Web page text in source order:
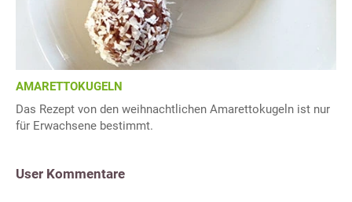
AMARETTOKUGELN
Das Rezept von den weihnachtlichen Amarettokugeln ist nur
für Erwachsene bestimmt.
User Kommentare